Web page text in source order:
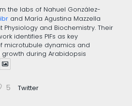
the labs of Nahuel González-
and María Agustina Mazzella
Physiology and Biochemistry. Their
identifies PIFs as key
microtubule dynamics and
during Arabidopsis
5 Twitter